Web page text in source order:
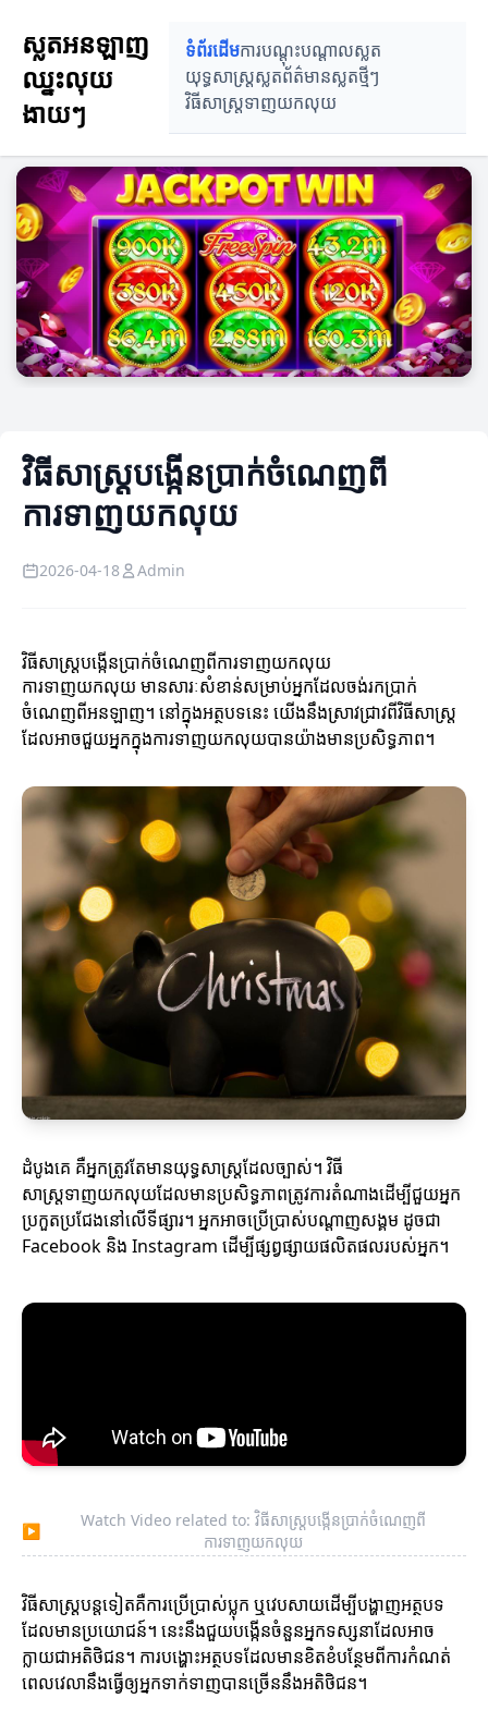
ស្លតអនឡាញ
ឈ្នះលុយ
ងាយៗ
ទំព័រដើមការបណ្តុះបណ្តាលស្លត
យុទ្ធសាស្ត្រស្លតព័ត៌មានស្លតថ្មីៗ
វិធីសាស្ត្រទាញយកលុយ
វិធីសាស្ត្របង្កើនប្រាក់ចំណេញពី
ការទាញយកលុយ
2026-04-18 Admin
វិធីសាស្ត្របង្កើនប្រាក់ចំណេញពីការទាញយកលុយ
ការទាញយកលុយ មានសារៈសំខាន់សម្រាប់អ្នកដែលចង់រកប្រាក់
ចំណេញពីអនឡាញ។ នៅក្នុងអត្ថបទនេះ យើងនឹងស្រាវជ្រាវពីវិធីសាស្ត្រ
ដែលអាចជួយអ្នកក្នុងការទាញយកលុយបានយ៉ាងមានប្រសិទ្ធភាព។
ដំបូងគេ គឺអ្នកត្រូវតែមានយុទ្ធសាស្ត្រដែលច្បាស់។ វិធី
សាស្ត្រទាញយកលុយដែលមានប្រសិទ្ធភាពត្រូវការតំណាងដើម្បីជួយអ្នក
ប្រកួតប្រជែងនៅលើទីផ្សារ។ អ្នកអាចប្រើប្រាស់បណ្តាញសង្គម ដូចជា
Facebook និង Instagram ដើម្បីផ្សព្វផ្សាយផលិតផលរបស់អ្នក។
▶
Watch Video related to: វិធីសាស្ត្របង្កើនប្រាក់ចំណេញពី
ការទាញយកលុយ
វិធីសាស្ត្របន្តទៀតគឺការប្រើប្រាស់ប្លុក ឬវេបសាយដើម្បីបង្ហាញអត្ថបទ
ដែលមានប្រយោជន៍។ នេះនឹងជួយបង្កើនចំនួនអ្នកទស្សនាដែលអាច
ក្លាយជាអតិថិជន។ ការបង្ហោះអត្ថបទដែលមានខិតខំបន្ថែមពីការកំណត់
ពេលវេលានឹងធ្វើឲ្យអ្នកទាក់ទាញបានច្រើននឹងអតិថិជន។